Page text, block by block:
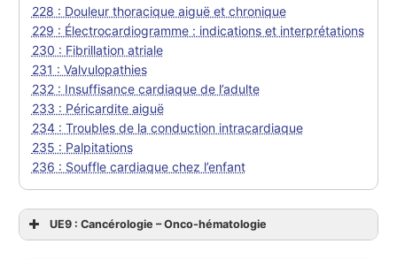
228 : Douleur thoracique aiguë et chronique
229 : Électrocardiogramme : indications et interprétations
230 : Fibrillation atriale
231 : Valvulopathies
232 : Insuffisance cardiaque de l’adulte
233 : Péricardite aiguë
234 : Troubles de la conduction intracardiaque
235 : Palpitations
236 : Souffle cardiaque chez l’enfant
UE9 : Cancérologie – Onco-hématologie